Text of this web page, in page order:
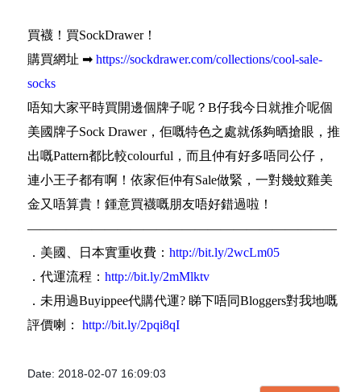
買襪！買SockDrawer！
購買網址 ➡ https://sockdrawer.com/collections/cool-sale-
socks
唔知大家平時買開邊個牌子呢？B仔我今日就推介呢個
美國牌子Sock Drawer，佢嘅特色之處就係夠晒搶眼，推
出嘅Pattern都比較colourful，而且仲有好多唔同公仔，
連小王子都有啊！依家佢仲有Sale做緊，一對幾蚊雞美
金又唔算貴！鍾意買襪嘅朋友唔好錯過啦！
————————————————————————
．美國、日本實重收費： http://bit.ly/2wcLm05
．代運流程： http://bit.ly/2mMlktv
．未用過Buyippee代購代運? 睇下唔同Bloggers對我地嘅
評價喇： http://bit.ly/2pqi8qI
Date: 2018-02-07 16:09:03